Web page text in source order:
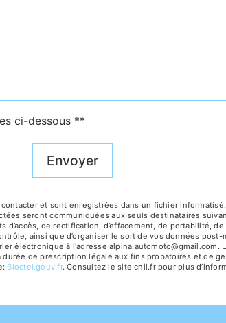
ci-dessous **
Envoyer
et sont enregistrées dans un fichier
seront communiquées aux seuls destinataires
d’accès, de rectification, d’effacement, de portabilité,
ainsi que d’organiser le sort de vos données
électronique à l'adresse
de prescription légale aux fins probatoires et de
Bloctel.gouv.fr. Consultez le site cnil.fr pour plus